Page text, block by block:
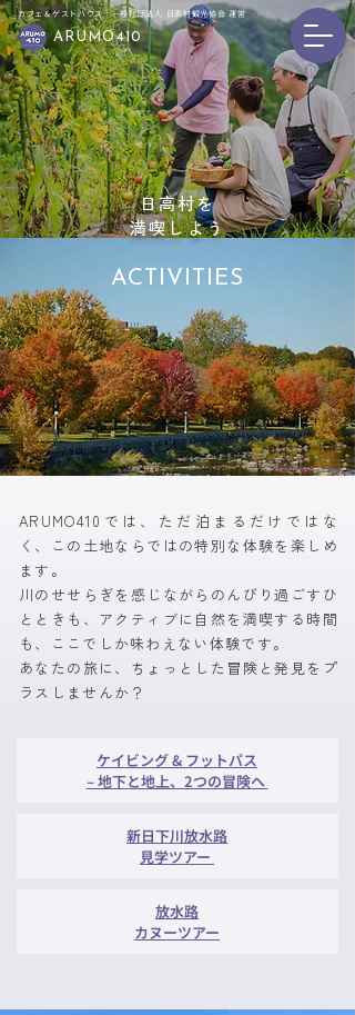
カフェ＆ゲストハウス｜一般社団法人 日高村観光協会 運営
ARUMO410
日高村を
​満喫しよう
ACTIVITIES
ARUMO410では、ただ泊まるだけではな
く、この土地ならではの特別な体験を楽しめ
ます。
川のせせらぎを感じながらのんびり過ごすひ
とときも、アクティブに自然を満喫する時間
も、ここでしか味わえない体験です。
あなたの旅に、ちょっとした冒険と発見をプ
ラスしませんか？
ケイビング & フットパス
– 地下と地上、2つの冒険へ
新日下川放水路
見学ツアー
放水路
カヌーツアー